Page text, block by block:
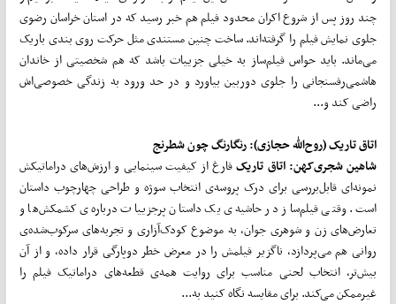
چند روز پس از شروع اکران محدود فیلم هم خبر رسید که در استان خراسان رضوی
جلوی نمایش فیلم را گرفته‌اند. ساخت چنین مستندی مثل حرکت روی بندی باریک
می‌ماند. باید حواس فیلم‌ساز به خیلی جزییات باشد که هم شخصیتی از خاندان
هاشمی‌رفسنجانی را جلوی دوربین بیاورد و در حد ورود به زندگی خصوصی‌اش
راضی کند و...
اتاق تاریک(روح‌الله حجازی): رنگارنگ چون شطرنج
شاهین شجریکهن: اتاق تاریکفارغ از کیفیت سینمایی و ارزش‌های دراماتیکش
نمونه‌ای قابل‌بررسی برای درک پروسه‌ی انتخاب سوژه و طراحی چهارچوب داستان
است. وقتی فیلم‌ساز در حاشیه‌ی یک داستان پرجزییات درباره‌ی کشمکش‌ها و
تعارض‌های زن و شوهری جوان، به موضوع کودک‌آزاری و تجربه‌های سرکوب‌شده‌ی
روانی هم می‌پردازد، ناگزیر فیلمش را در معرض خطر دوپارگی قرار داده، و از آن
بیش‌تر، انتخاب لحنی مناسب برای روایت همه‌ی قطعه‌های دراماتیک فیلم را
غیرممکن می‌کند. برای مقایسه نگاه کنید به...